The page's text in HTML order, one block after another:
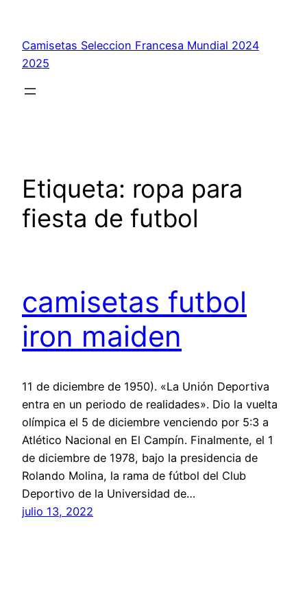
contenido
Camisetas Seleccion Francesa Mundial 2024
2025
Etiqueta: ropa para
fiesta de futbol
camisetas futbol
iron maiden
11 de diciembre de 1950). «La Unión Deportiva
entra en un periodo de realidades». Dio la vuelta
olímpica el 5 de diciembre venciendo por 5:3 a
Atlético Nacional en El Campín. Finalmente, el 1
de diciembre de 1978, bajo la presidencia de
Rolando Molina, la rama de fútbol del Club
Deportivo de la Universidad de…
julio 13, 2022